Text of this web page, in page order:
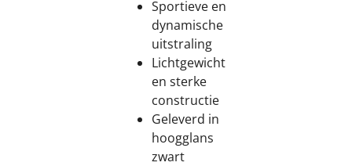
Sportieve en
dynamische
uitstraling
Lichtgewicht
en sterke
constructie
Geleverd in
hoogglans
zwart